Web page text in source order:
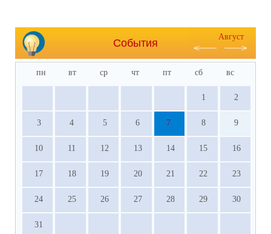
События
Август
пн вт ср чт пт сб вс
1 2
3 4 5 6 7 8 9
10 11 12 13 14 15 16
17 18 19 20 21 22 23
24 25 26 27 28 29 30
31